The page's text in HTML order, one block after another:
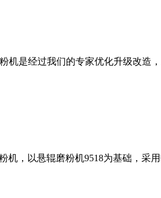
机是经过我们的专家优化升级改造
，以悬辊磨粉机9518为基础，采